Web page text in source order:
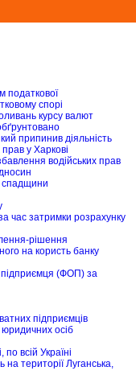
податкової
спорі
курсу валют
припинив діяльність
у Харкові
водійських прав
спадщини
час затримки розрахунку
рішення
на користь банку
підприємця (ФОП) за
підприємців
осіб
всій Україні
території Луганська,